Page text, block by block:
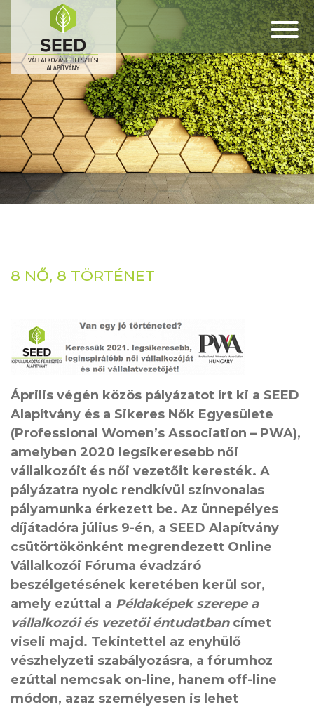
8 NŐ, 8 TÖRTÉNET
Április végén közös pályázatot írt ki a SEED
Alapítvány és a Sikeres Nők Egyesülete
(Professional Women’s Association – PWA),
amelyben 2020 legsikeresebb női
vállalkozóit és női vezetőit keresték. A
pályázatra nyolc rendkívül színvonalas
pályamunka érkezett be. Az ünnepélyes
díjátadóra július 9-én, a SEED Alapítvány
csütörtökönként megrendezett Online
Vállalkozói Fóruma évadzáró
beszélgetésének keretében kerül sor,
amely ezúttal a Példaképek szerepe a
vállalkozói és vezetői éntudatbancímet
viseli majd. Tekintettel az enyhülő
vészhelyzeti szabályozásra, a fórumhoz
ezúttal nemcsak on-line, hanem off-line
módon, azaz személyesen is lehet